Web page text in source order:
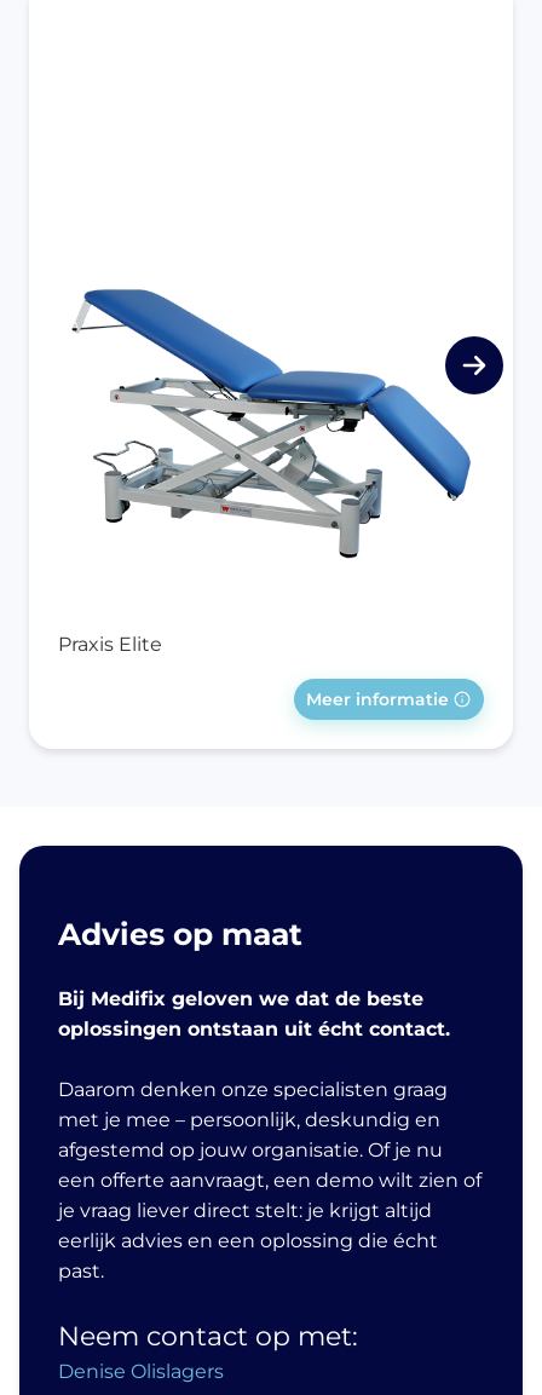
Praxis Elite
Meer informatie
Advies op maat
Bij Medifix geloven we dat de beste
oplossingen ontstaan uit écht contact.
Daarom denken onze specialisten graag
met je mee – persoonlijk, deskundig en
afgestemd op jouw organisatie. Of je nu
een offerte aanvraagt, een demo wilt zien of
je vraag liever direct stelt: je krijgt altijd
eerlijk advies en een oplossing die écht
past.
Neem contact op met:
Denise Olislagers